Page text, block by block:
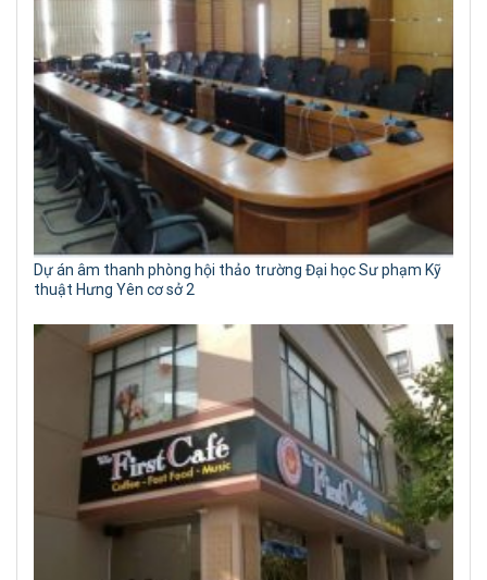
Dự án âm thanh phòng hội thảo trường Đại học Sư phạm Kỹ
thuật Hưng Yên cơ sở 2